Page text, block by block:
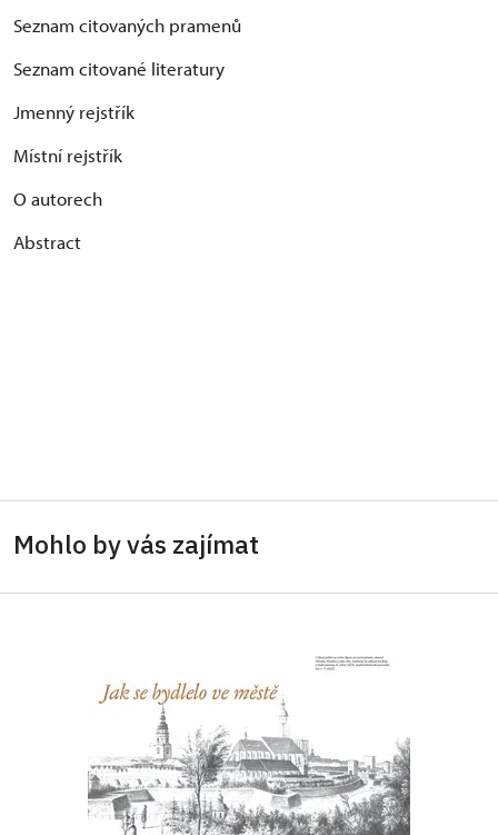
Seznam citovaných pramenů
Seznam citované literatury
Jmenný rejstřík
Místní rejstřík
O autorech
Abstract
Mohlo by vás zajímat